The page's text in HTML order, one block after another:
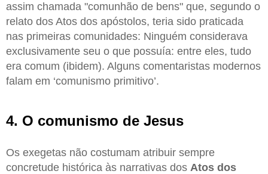
assim chamada "comunhão de bens" que, segundo o
relato dos Atos dos apóstolos, teria sido praticada
nas primeiras comunidades: Ninguém considerava
exclusivamente seu o que possuía: entre eles, tudo
era comum (ibidem). Alguns comentaristas modernos
falam em ‘comunismo primitivo’.
4. O comunismo de Jesus
Os exegetas não costumam atribuir sempre
concretude histórica às narrativas dos Atos dos